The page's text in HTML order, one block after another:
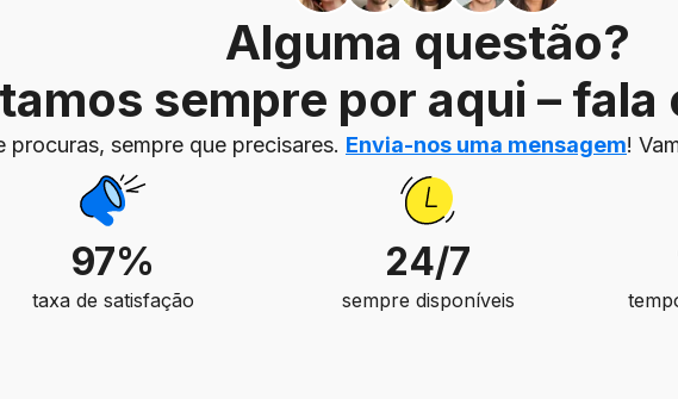
Alguma questão?
sempre por aqui –
procuras, sempre que precisares. Envia-nos uma mensagem!
97%
taxa de satisfação
24/7
sempre disponíveis